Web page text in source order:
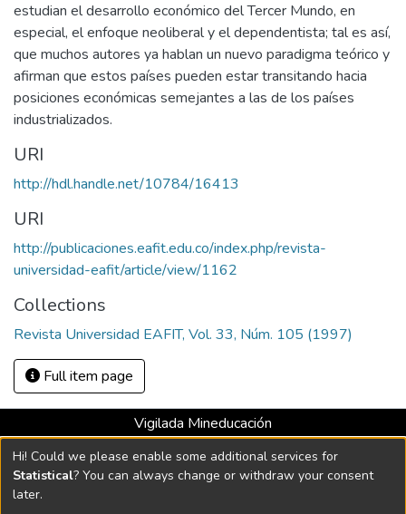
estudian el desarrollo económico del Tercer Mundo, en
especial, el enfoque neoliberal y el dependentista; tal es así,
que muchos autores ya hablan un nuevo paradigma teórico y
afirman que estos países pueden estar transitando hacia
posiciones económicas semejantes a las de los países
industrializados.
URI
http://hdl.handle.net/10784/16413
URI
http://publicaciones.eafit.edu.co/index.php/revista-
universidad-eafit/article/view/1162
Collections
Revista Universidad EAFIT, Vol. 33, Núm. 105 (1997)
Full item page
Vigilada Mineducación
Universidad con Acreditación Institucional hasta 2026 -
Resolución MEN 2158 de 2018
Hi! Could we please enable some additional services for
Statistical? You can always change or withdraw your consent
later.